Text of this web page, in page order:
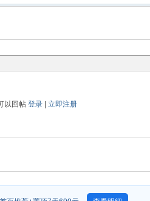
以回帖 登录| 立即注册